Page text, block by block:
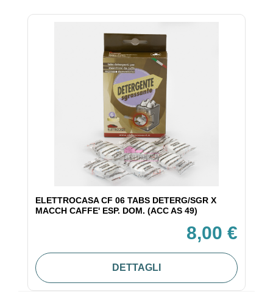
ELETTROCASA CF 06 TABS DETERG/SGR X
MACCH CAFFE' ESP. DOM. (ACC AS 49)
8,00 €
DETTAGLI